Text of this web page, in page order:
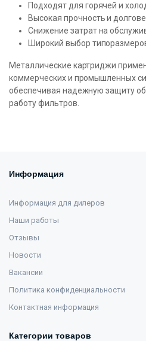
Подходят для горячей и
Высокая прочность и
Снижение затрат на
Широкий выбор
Металлические картриджи
коммерческих и промышленных
обеспечивая надежную защиту
работу фильтров.
Информация
Информация для дилеров
Наши работы
Отзывы
Новости
Вакансии
Политика конфиденциальности
Контактная информация
Категории товаров